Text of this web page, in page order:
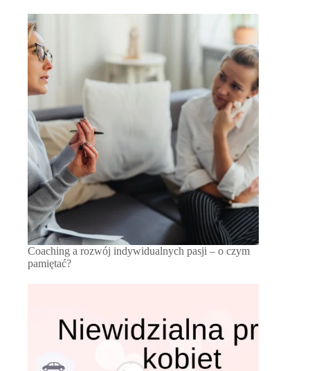
Coaching a rozwój indywidualnych pasji – o czym
pamiętać?